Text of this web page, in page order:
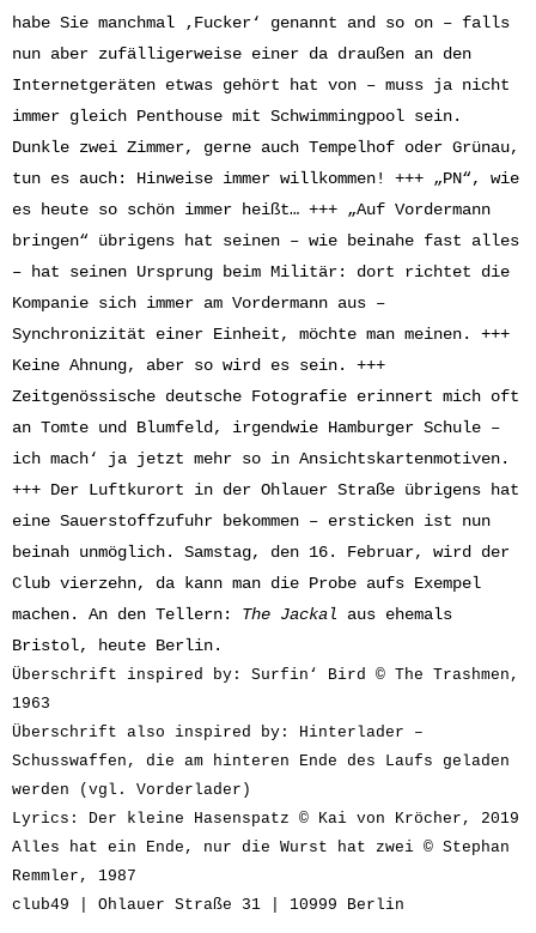
habe Sie manchmal ‚Fucker‘ genannt and so on – falls
nun aber zufälligerweise einer da draußen an den
Internetgeräten etwas gehört hat von – muss ja nicht
immer gleich Penthouse mit Schwimmingpool sein.
Dunkle zwei Zimmer, gerne auch Tempelhof oder Grünau,
tun es auch: Hinweise immer willkommen! +++ „PN“, wie
es heute so schön immer heißt… +++ „Auf Vordermann
bringen“ übrigens hat seinen – wie beinahe fast alles
– hat seinen Ursprung beim Militär: dort richtet die
Kompanie sich immer am Vordermann aus –
Synchronizität einer Einheit, möchte man meinen. +++
Keine Ahnung, aber so wird es sein. +++
Zeitgenössische deutsche Fotografie erinnert mich oft
an Tomte und Blumfeld, irgendwie Hamburger Schule –
ich mach‘ ja jetzt mehr so in Ansichtskartenmotiven.
+++ Der Luftkurort in der Ohlauer Straße übrigens hat
eine Sauerstoffzufuhr bekommen – ersticken ist nun
beinah unmöglich. Samstag, den 16. Februar, wird der
Club vierzehn, da kann man die Probe aufs Exempel
machen. An den Tellern: The Jackal aus ehemals
Bristol, heute Berlin.
Überschrift inspired by: Surfin‘ Bird © The Trashmen,
1963
Überschrift also inspired by: Hinterlader –
Schusswaffen, die am hinteren Ende des Laufs geladen
werden (vgl. Vorderlader)
Lyrics: Der kleine Hasenspatz © Kai von Kröcher, 2019
Alles hat ein Ende, nur die Wurst hat zwei © Stephan
Remmler, 1987
club49 | Ohlauer Straße 31 | 10999 Berlin